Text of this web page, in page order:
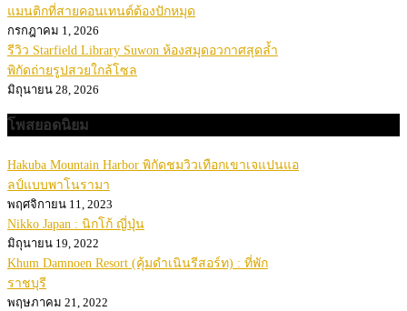
แมนติกที่สายคอนเทนต์ต้องปักหมุด
กรกฎาคม 1, 2026
รีวิว Starfield Library Suwon ห้องสมุดอวกาศสุดล้ำ
พิกัดถ่ายรูปสวยใกล้โซล
มิถุนายน 28, 2026
โพสยอดนิยม
Hakuba Mountain Harbor พิกัดชมวิวเทือกเขาเจแปนแอ
ลป์แบบพาโนรามา
พฤศจิกายน 11, 2023
Nikko Japan : นิกโก้ ญี่ปุ่น
มิถุนายน 19, 2022
Khum Damnoen Resort (คุ้มดำเนินรีสอร์ท) : ที่พัก
ราชบุรี
พฤษภาคม 21, 2022